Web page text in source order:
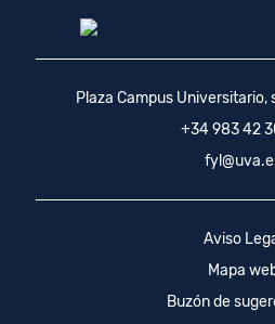
Plaza Campus Universitario,
+34 983 42
Aviso
Mapa
Buzón de